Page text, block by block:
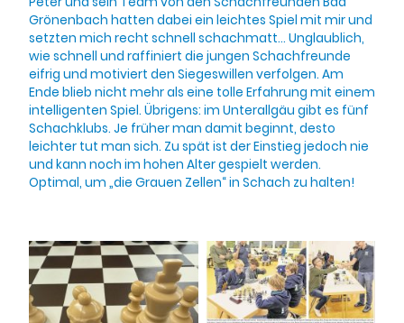
Grönenbach hatten dabei ein leichtes Spiel mit mir und
setzten mich recht schnell schachmatt… Unglaublich,
wie schnell und raffiniert die jungen Schachfreunde
eifrig und motiviert den Siegeswillen verfolgen. Am
Ende blieb nicht mehr als eine tolle Erfahrung mit einem
intelligenten Spiel. Übrigens: im Unterallgäu gibt es fünf
Schachklubs. Je früher man damit beginnt, desto
leichter tut man sich. Zu spät ist der Einstieg jedoch nie
und kann noch im hohen Alter gespielt werden.
Optimal, um „die Grauen Zellen“ in Schach zu halten!